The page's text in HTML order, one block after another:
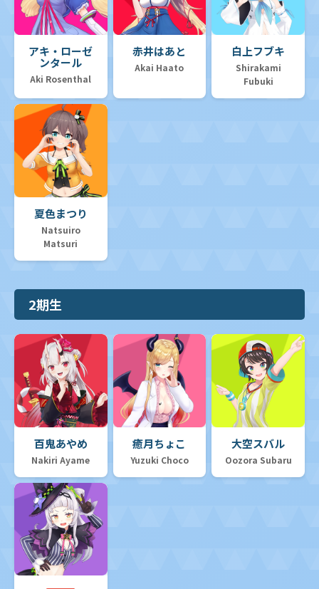
アキ・ローゼ
ンタール
Aki Rosenthal
赤井はあと
Akai Haato
白上フブキ
Shirakami
Fubuki
夏色まつり
Natsuiro
Matsuri
2期生
百鬼あやめ
Nakiri Ayame
癒月ちょこ
Yuzuki Choco
大空スバル
Oozora Subaru